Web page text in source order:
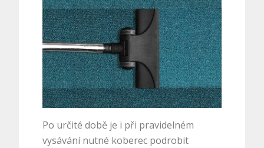
Po určité době je i při pravidelném
vysávání nutné koberec podrobit